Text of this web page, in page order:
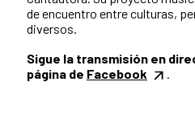
de encuentro entre culturas,
diversos.
Sigue la transmisión en
página de Facebook .